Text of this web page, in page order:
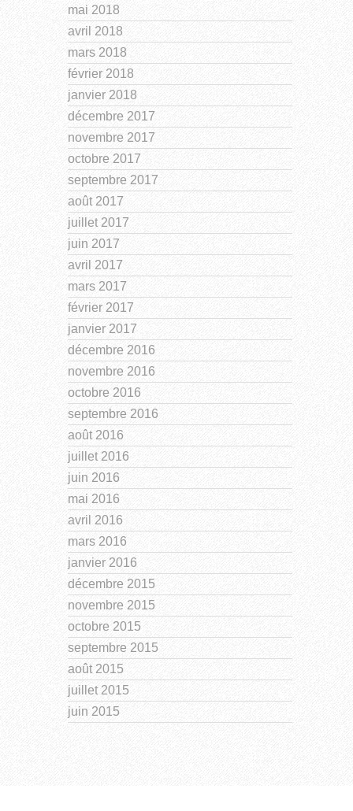
mai 2018
avril 2018
mars 2018
février 2018
janvier 2018
décembre 2017
novembre 2017
octobre 2017
septembre 2017
août 2017
juillet 2017
juin 2017
avril 2017
mars 2017
février 2017
janvier 2017
décembre 2016
novembre 2016
octobre 2016
septembre 2016
août 2016
juillet 2016
juin 2016
mai 2016
avril 2016
mars 2016
janvier 2016
décembre 2015
novembre 2015
octobre 2015
septembre 2015
août 2015
juillet 2015
juin 2015